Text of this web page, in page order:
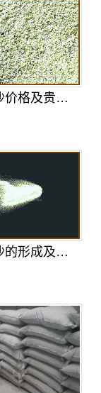
贵阳河沙价格及贵阳河沙区分真假
贵州河沙的形成及贵州河沙厂家分析的